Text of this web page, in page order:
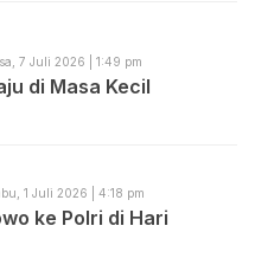
7 Juli 2026 | 1:49 pm
di Masa Kecil
1 Juli 2026 | 4:18 pm
ke Polri di Hari